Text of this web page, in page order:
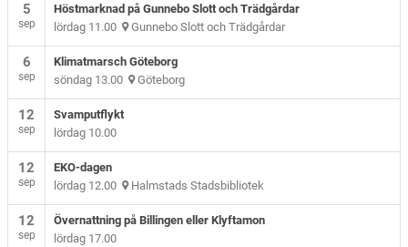
5
sep
Höstmarknad på Gunnebo Slott och Trädgårdar
lördag 11.00 Gunnebo Slott och Trädgårdar
6
sep
Klimatmarsch Göteborg
söndag 13.00 Göteborg
12
sep
Svamputflykt
lördag 10.00
12
sep
EKO-dagen
lördag 12.00 Halmstads Stadsbibliotek
12
sep
Övernattning på Billingen eller Klyftamon
lördag 17.00